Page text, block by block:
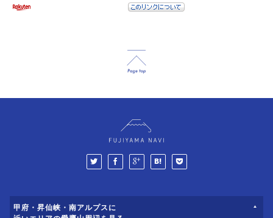
甲府・昇仙峡・南アルプスに